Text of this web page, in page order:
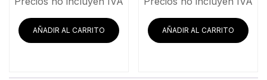
original
era:
$17,322.41.
es:
$16,673.28.
AÑADIR AL CARRITO AÑADIR AL CARRITO